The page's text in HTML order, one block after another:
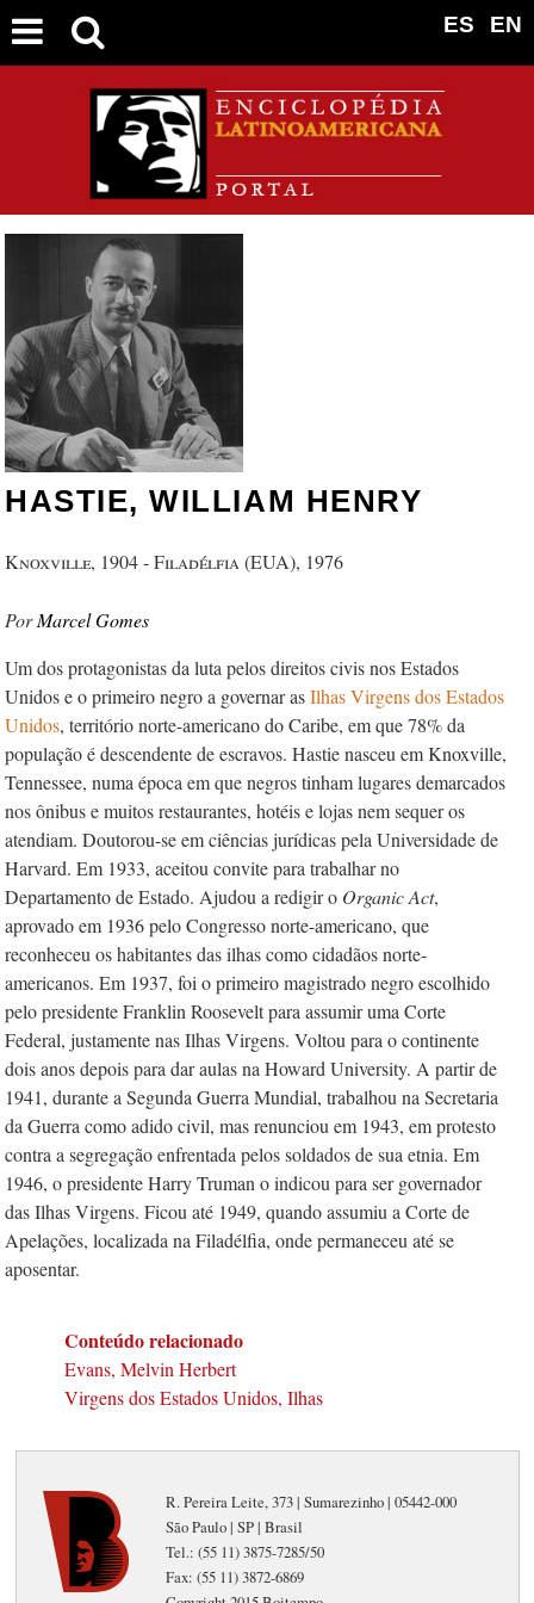
EN
ES
HASTIE, WILLIAM HENRY
Knoxville, 1904 - Filadélfia (EUA), 1976
Marcel Gomes
Um dos protagonistas da luta pelos direitos civis nos Estados
Unidos e o primeiro negro a governar asIlhas Virgens dos Estados
Unidos, território norte-americano do Caribe, em que 78% da
população é descendente de escravos. Hastie nasceu em Knoxville,
Tennessee, numa época em que negros tinham lugares demarcados
nos ônibus e muitos restaurantes, hotéis e lojas nem sequer os
atendiam. Doutorou-se­ em ciências jurídicas pela Universidade­ de
Harvard. Em 1933, aceitou convite para trabalhar no
Departamento de Estado. Ajudou a redigir o Organic Act,
aprovado em 1936 pelo Congresso norte-americano, que
reconheceu os habitantes das ilhas como cidadãos norte-
americanos. Em 1937, foi o primeiro magistrado negro escolhido
pelo presidente Franklin Roosevelt para assumir uma Corte
Federal, justamente nas Ilhas Virgens. Voltou para o continente
dois anos depois para dar aulas na Howard University. A partir de
1941, durante a Segunda Guerra Mundial, trabalhou na Secretaria
da Guerra como adido civil, mas renunciou em 1943, em protesto
contra a segregação enfrentada pelos soldados de sua etnia. Em
1946, o presidente Harry­ Truman o indicou para ser governador
das Ilhas Virgens. Ficou até 1949, quando assumiu a Corte de
Apelações, localizada na Filadélfia, onde permaneceu até se
aposentar.
Conteúdo relacionado
Evans, Melvin Herbert
Virgens dos Estados Unidos, Ilhas
R. Pereira Leite, 373 | Sumarezinho | 05442-000
São Paulo | SP | Brasil
Tel.: (55 11) 3875-7285/50
Fax: (55 11) 3872-6869